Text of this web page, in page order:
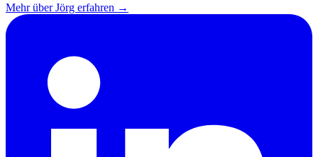
Mehr über Jörg erfahren →